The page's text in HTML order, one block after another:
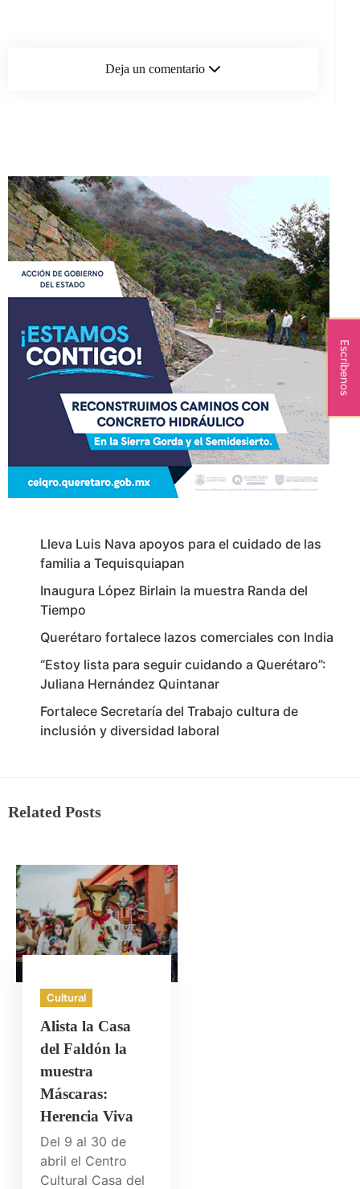
Deja un comentario
Lleva Luis Nava apoyos para el cuidado de las
familia a Tequisquiapan
Inaugura López Birlain la muestra Randa del
Tiempo
Querétaro fortalece lazos comerciales con India
“Estoy lista para seguir cuidando a Querétaro”:
Juliana Hernández Quintanar
Fortalece Secretaría del Trabajo cultura de
inclusión y diversidad laboral
Related Posts
Cultural
Alista la Casa
del Faldón la
muestra
Máscaras:
Herencia Viva
Del 9 al 30 de
abril el Centro
Cultural Casa del
Escríbenos